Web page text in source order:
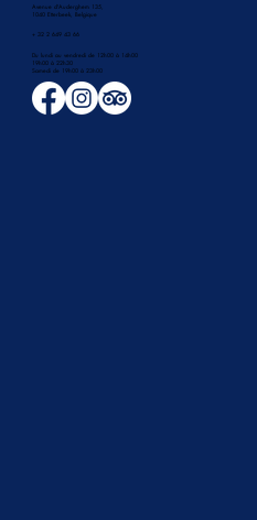
Avenue d'Auderghem 135,
1040 Etterbeek, Belgique
+ 32 2 649 43 66
Du lundi au vendredi de 12h00 à 14h00
19h00 à 22h30
​Samedi de 19h00 à 23h00